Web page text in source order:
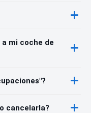
mi coche de
cancelarla?